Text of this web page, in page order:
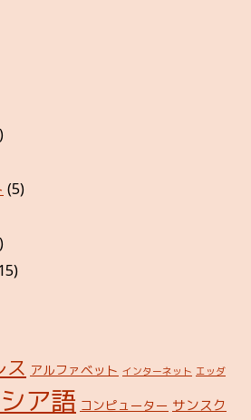
(5)
ス アルファベット インターネット エッダ
ア語 コンピューター サンスク